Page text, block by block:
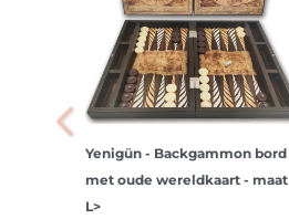
Yenigün - Backgammon bord
met oude wereldkaart - maat
L>